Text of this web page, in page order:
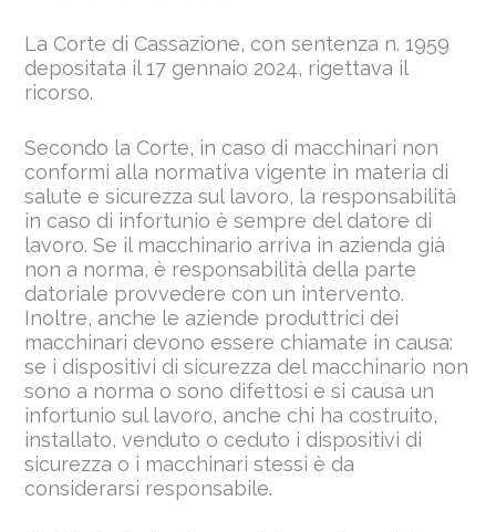
La Corte di Cassazione, con sentenza n. 1959
depositata il 17 gennaio 2024, rigettava il
ricorso.
Secondo la Corte, in caso di macchinari non
conformi alla normativa vigente in materia di
salute e sicurezza sul lavoro, la responsabilità
in caso di infortunio è sempre del datore di
lavoro. Se il macchinario arriva in azienda già
non a norma, è responsabilità della parte
datoriale provvedere con un intervento.
Inoltre, anche le aziende produttrici dei
macchinari devono essere chiamate in causa:
se i dispositivi di sicurezza del macchinario non
sono a norma o sono difettosi e si causa un
infortunio sul lavoro, anche chi ha costruito,
installato, venduto o ceduto i dispositivi di
sicurezza o i macchinari stessi è da
considerarsi responsabile.